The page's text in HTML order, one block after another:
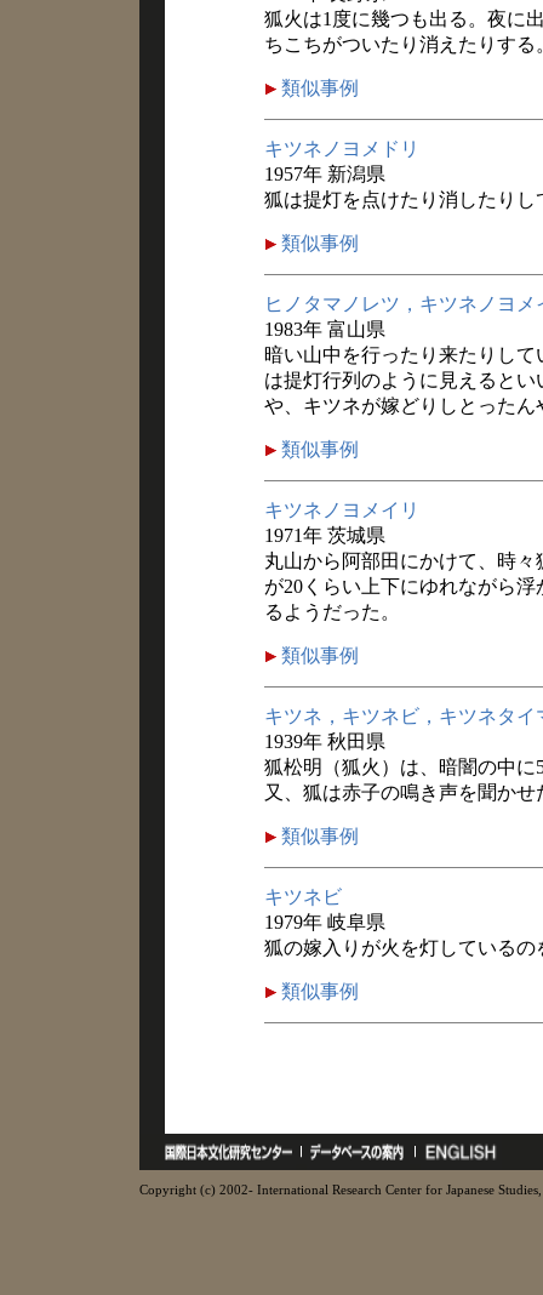
狐火は1度に幾つも出る。夜に
ちこちがついたり消えたりする
類似事例
キツネノヨメドリ
1957年 新潟県
狐は提灯を点けたり消したり
類似事例
ヒノタマノレツ，キツネノヨ
1983年 富山県
暗い山中を行ったり来たりし
は提灯行列のように見えると
や、キツネが嫁どりしとった
類似事例
キツネノヨメイリ
1971年 茨城県
丸山から阿部田にかけて、時
が20くらい上下にゆれながら
るようだった。
類似事例
キツネ，キツネビ，キツネタイ
1939年 秋田県
狐松明（狐火）は、暗闇の中
又、狐は赤子の鳴き声を聞かせ
類似事例
キツネビ
1979年 岐阜県
狐の嫁入りが火を灯しているの
類似事例
Copyright (c) 2002- International Research Center for Japanese